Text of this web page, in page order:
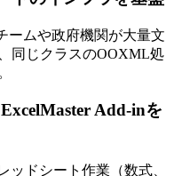
ームや政府機関が大量文
同じクラスのOOXML処
Add-inを
ッドシート作業（数式、